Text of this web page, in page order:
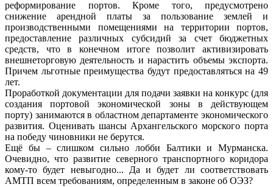
реформирование портов. Кроме того, предусмотрено
снижение арендной платы за пользование землей и
производственными помещениями на территории портов,
предоставление различных субсидий за счет бюджетных
средств, что в конечном итоге позволит активизировать
внешнеторговую деятельность и нарастить объемы экспорта.
Причем льготные преимущества будут предоставляться на 49
лет.
Проработкой документации для подачи заявки на конкурс (для
создания портовой экономической зоны в действующем
порту) занимаются в областном департаменте экономического
развития. Оценивать шансы Архангельского морского порта
на победу чиновники не берутся.
Ещё бы – слишком сильно лобби Балтики и Мурманска.
Очевидно, что развитие северного транспортного коридора
кому-то будет невыгодно... Да и будет ли соответствовать
АМТП всем требованиям, определенным в законе об ОЭЗ?